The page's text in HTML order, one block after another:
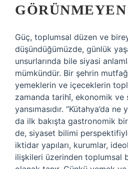
Güç, toplumsal düzen ve
düşündüğümüzde, günlük
unsurlarında bile siyasi
mümkündür. Bir şehrin
yemeklerin ve içeceklerin
zamanda tarihî, ekonomik ve
yansımasıdır. “Kütahya’da
da ilk bakışta gastronomik
de, siyaset bilimi
iktidar yapıları, kurumlar,
ilişkileri üzerinden toplumsal